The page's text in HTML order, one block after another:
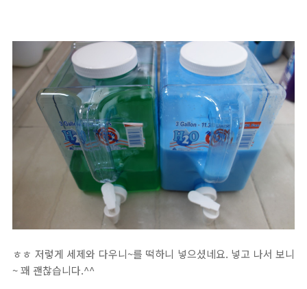
ㅎㅎ 저렇게 세제와 다우니~를 떡하니 넣으셨네요. 넣고 나서 보니
~ 꽤 괜찮습니다.^^